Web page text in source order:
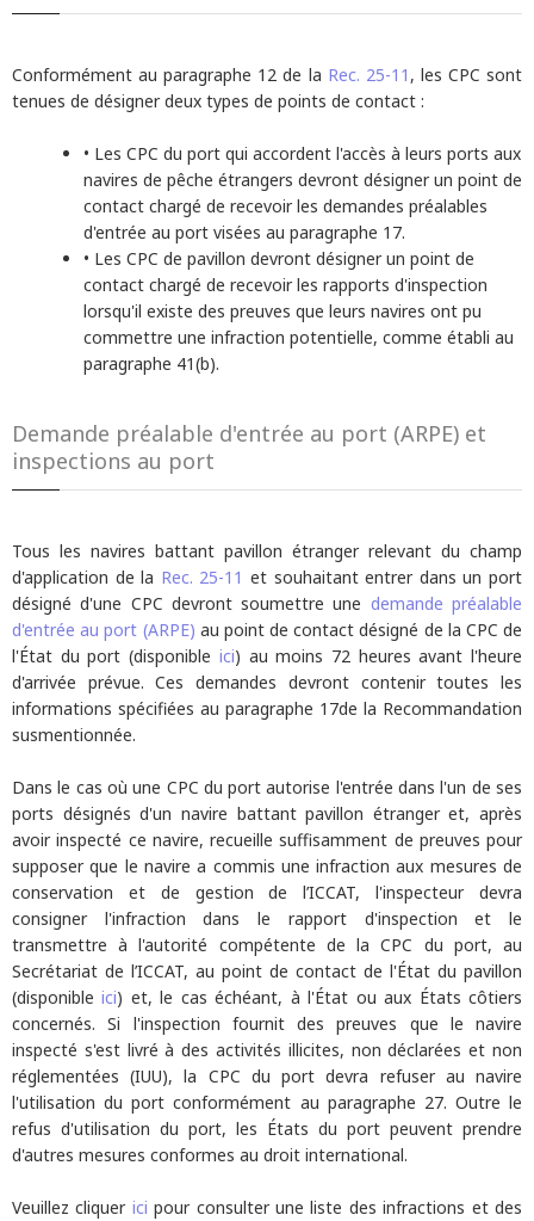
Conformément au paragraphe 12 de la Rec. 25-11 , les CPC sont
tenues de désigner deux types de points de contact :
• Les CPC du port qui accordent l'accès à leurs ports aux
navires de pêche étrangers devront désigner un point de
contact chargé de recevoir les demandes préalables
d'entrée au port visées au paragraphe 17.
• Les CPC de pavillon devront désigner un point de
contact chargé de recevoir les rapports d'inspection
lorsqu'il existe des preuves que leurs navires ont pu
commettre une infraction potentielle, comme établi au
paragraphe 41(b).
Demande préalable d'entrée au port (ARPE) et
inspections au port
Tous les navires battant pavillon étranger relevant du champ
d'application de la Rec. 25-11 et souhaitant entrer dans un port
désigné d'une CPC devront soumettre une demande préalable
d'entrée au port (ARPE) au point de contact désigné de la CPC de
l'État du port (disponible ici) au moins 72 heures avant l'heure
d'arrivée prévue. Ces demandes devront contenir toutes les
informations spécifiées au paragraphe 17de la Recommandation
susmentionnée.
Dans le cas où une CPC du port autorise l'entrée dans l'un de ses
ports désignés d'un navire battant pavillon étranger et, après
avoir inspecté ce navire, recueille suffisamment de preuves pour
supposer que le navire a commis une infraction aux mesures de
conservation et de gestion de l’ICCAT, l'inspecteur devra
consigner l'infraction dans le rapport d'inspection et le
transmettre à l'autorité compétente de la CPC du port, au
Secrétariat de l’ICCAT, au point de contact de l'État du pavillon
(disponibleici) et, le cas échéant, à l'État ou aux États côtiers
concernés. Si l'inspection fournit des preuves que le navire
inspecté s'est livré à des activités illicites, non déclarées et non
réglementées (IUU), la CPC du port devra refuser au navire
l'utilisation du port conformément au paragraphe 27. Outre le
refus d'utilisation du port, les États du port peuvent prendre
d'autres mesures conformes au droit international.
Veuillez cliquer ici pour consulter une liste des infractions et des